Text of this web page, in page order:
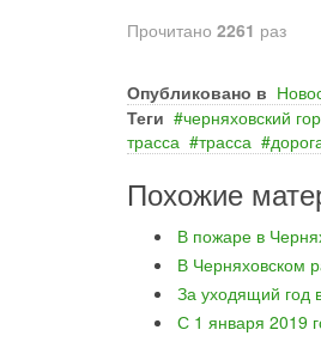
Прочитано 2261 раз
Опубликовано в
Теги
черняховский
трасса
трасса
Похожие
В пожаре в
В Черняховском
За уходящий год
С 1 января 2019